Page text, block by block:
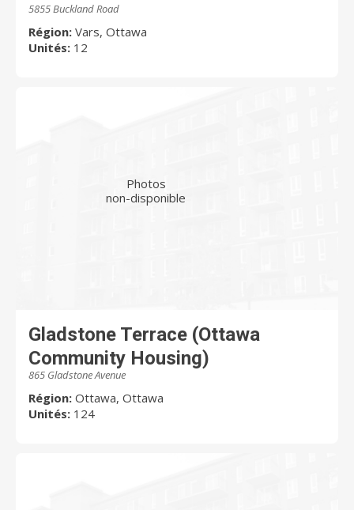
5855 Buckland Road
Région: Vars, Ottawa
Unités: 12
Photos
non-disponible
Gladstone Terrace (Ottawa
Community Housing)
865 Gladstone Avenue
Région: Ottawa, Ottawa
Unités: 124